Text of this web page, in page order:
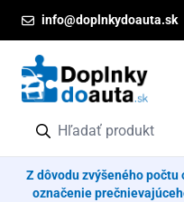
info@doplnkydoauta.sk
Z dôvodu zvýšeného
označenie